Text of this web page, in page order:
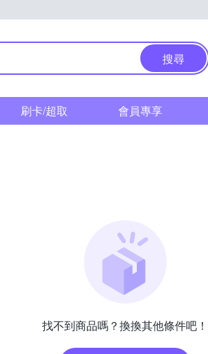
搜尋
刷卡/超取 會員專享
找不到商品嗎？換換其他條件吧！